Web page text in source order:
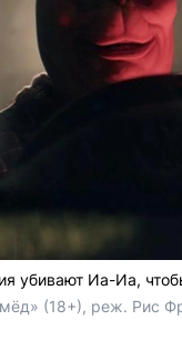
убивают Иа-Иа,
(18+), реж. Рис